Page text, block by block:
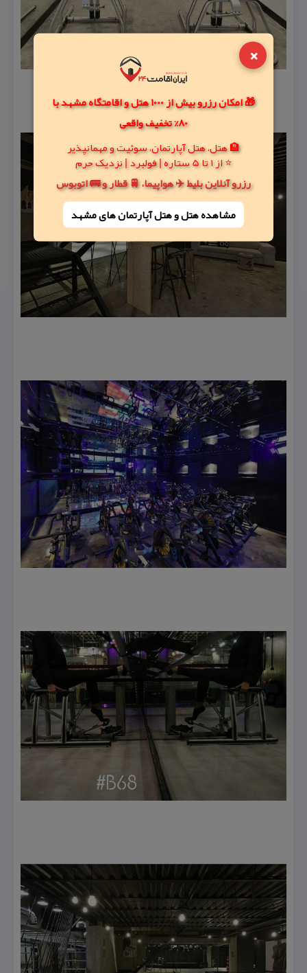
×
🎁 امکان رزرو بیش از 1000 هتل و اقامتگاه مشهد با
80% تخفیف واقعی
🏨 هتل، هتل آپارتمان، سوئیت و مهمانپذیر
⭐ از 1 تا 5 ستاره | فولبرد | نزدیک حرم
رزرو آنلاین بلیط ✈️ هواپیما، 🚆 قطار و 🚌 اتوبوس
مشاهده هتل و هتل‌ آپارتمان های مشهد